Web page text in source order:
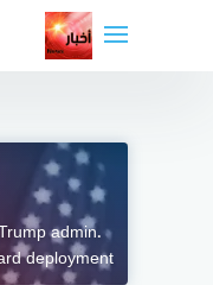
admin.
deployment